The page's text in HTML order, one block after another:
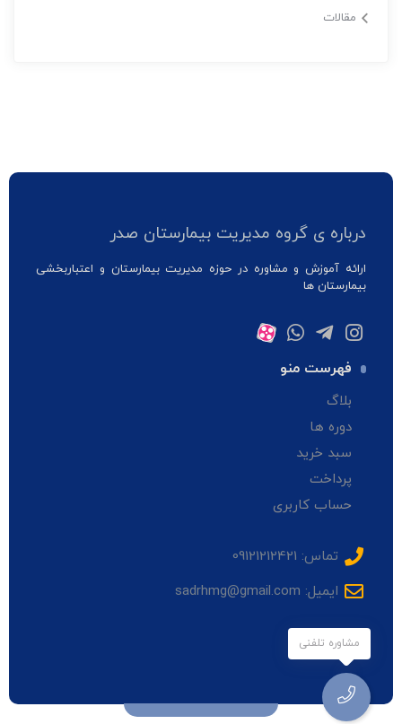
مقالات
درباره ی گروه مدیریت بیمارستان صدر
ارائه آموزش و مشاوره در حوزه مدیریت بیمارستان و اعتباربخشی
بیمارستان ها
فهرست منو
بلاگ
دوره ها
سبد خرید
پرداخت
حساب کاربری
تماس: 09121212421
ایمیل: sadrhmg@gmail.com
مشاوره تلفنی